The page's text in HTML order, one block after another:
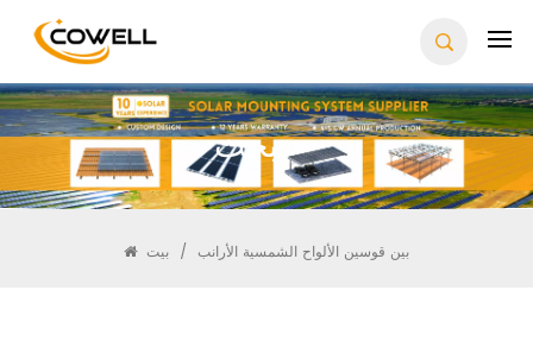
يبحث
بيت / بين قوسين الألواح الشمسية الأرانب